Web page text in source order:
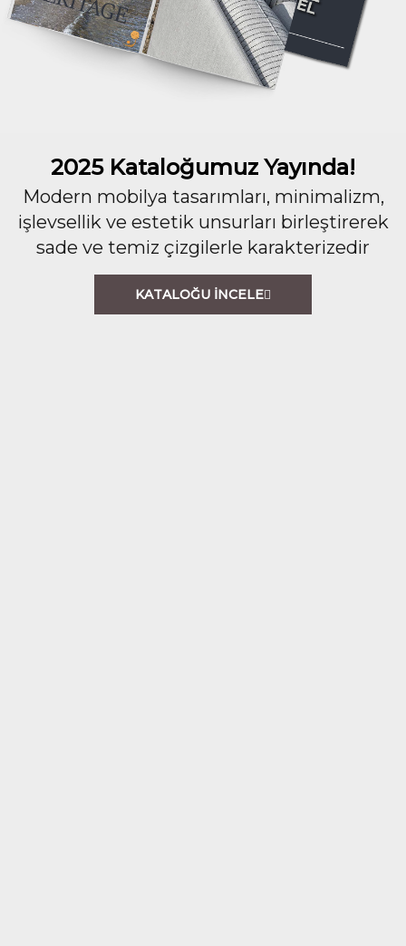
2025 Kataloğumuz Yayında!
Modern mobilya tasarımları, minimalizm,
işlevsellik ve estetik unsurları birleştirerek
sade ve temiz çizgilerle karakterizedir
KATALOĞU İNCELE